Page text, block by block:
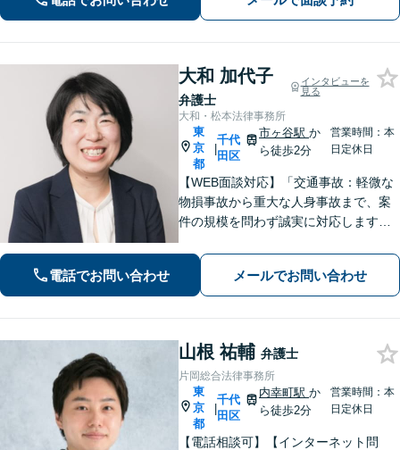
た」と後悔しないためにもまずはご相
大和 加代子
弁護士
インタビューを
見る
大和・松本法律事務所
東
京
都
|
千代
田区
市ヶ谷駅か
ら徒歩2分
営業時間：本
日定休日
【WEB面談対応】「交通事故：軽微な
物損事故から重大な人身事故まで、案
件の規模を問わず誠実に対応します」
の役員経験あり】「企業法務：ビジネ
スの実情に即した法的アドバイスを提
供」
電話でお問い合わせ メールでお問い合わせ
山根 祐輔 弁護士
片岡総合法律事務所
東
京
都
|
千代
田区
内幸町駅か
ら徒歩2分
営業時間：本
日定休日
【電話相談可】【インターネット問